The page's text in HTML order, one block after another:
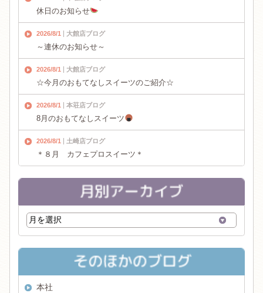
休日のお知らせ
2026/8/1 大館店ブログ
～連休のお知らせ～
2026/8/1 大館店ブログ
☆今月のおもてなしスイーツのご紹介☆
2026/8/1 本荘店ブログ
8月のおもてなしスイーツ
2026/8/1 土崎店ブログ
＊８月 カフェプロスイーツ＊
本社